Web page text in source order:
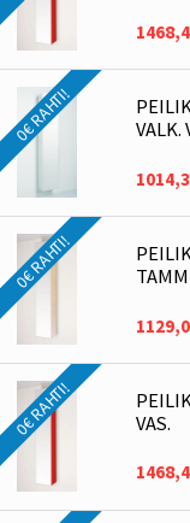
0€ RAHTI!
VALK.
0€ RAHTI!
0€ RAHTI!
VAS.